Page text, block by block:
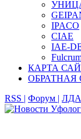
IPACO
CIAE
IAE-
КАРТА
ОБРАТНАЯ
RSS | Форум |